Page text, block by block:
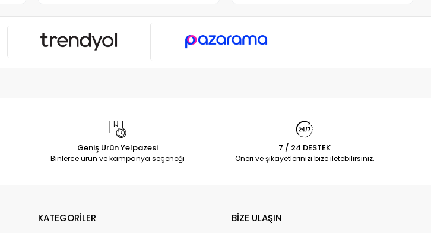
Geniş Ürün Yelpazesi
Binlerce ürün ve kampanya seçeneği
7 / 24 DESTEK
Öneri ve şikayetlerinizi bize iletebilirsiniz.
KATEGORİLER BİZE ULAŞIN